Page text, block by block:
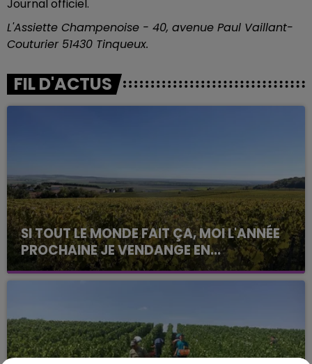
Journal officiel.
L'Assiette Champenoise - 40, avenue Paul Vaillant-
Couturier 51430 Tinqueux.
FIL D'ACTUS
SI TOUT LE MONDE FAIT ÇA, MOI L'ANNÉE
PROCHAINE JE VENDANGE EN...
La vendange en Champagne a débuté ce jeudi 6
août dans la commune de Montgueux (Aube). Du